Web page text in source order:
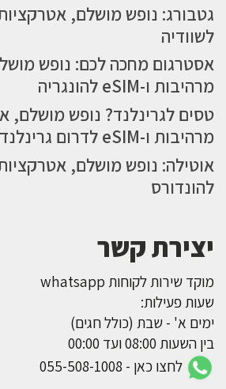
לשוודיה
אסטרגום מחכה לכם: נופש
מרהיבות ו-eSIM להונגריה
טסים לגרינלנד? נופש מושלם,
מרהיבות ו-eSIM לדרום גרינלנד
להונדורס
יצירת קשר
מוקד שירות לקוחות whatsapp
שעות פעילות:
ימים א' - שבת (כולל חגים)
בין השעות 08:00 ועד 00:00
לחצו כאן - 055-508-1008